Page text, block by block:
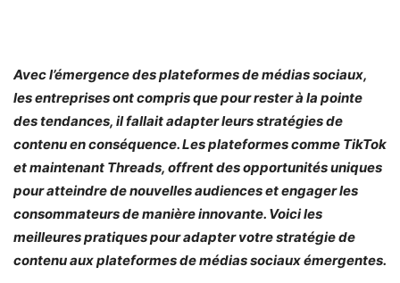
Avec l’émergence des plateformes de médias sociaux,
les entreprises ont compris que pour rester à la pointe
des tendances, il fallait adapter leurs stratégies de
contenu en conséquence. Les plateformes comme TikTok
et maintenant Threads, offrent des opportunités uniques
pour atteindre de nouvelles audiences et engager les
consommateurs de manière innovante. Voici les
meilleures pratiques pour adapter votre stratégie de
contenu aux plateformes de médias sociaux émergentes.